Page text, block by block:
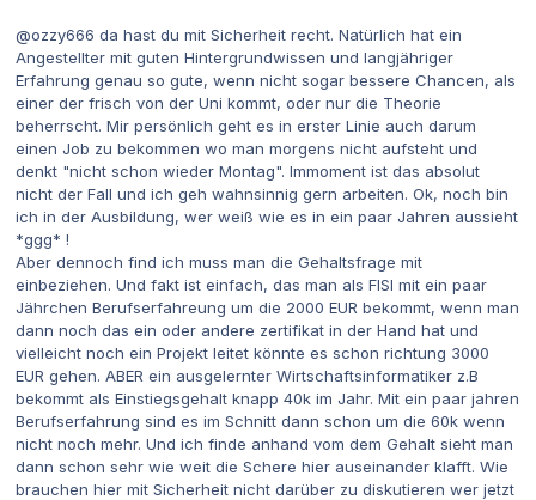
@ozzy666 da hast du mit Sicherheit recht. Natürlich hat ein
Angestellter mit guten Hintergrundwissen und langjähriger
Erfahrung genau so gute, wenn nicht sogar bessere Chancen, als
einer der frisch von der Uni kommt, oder nur die Theorie
beherrscht. Mir persönlich geht es in erster Linie auch darum
einen Job zu bekommen wo man morgens nicht aufsteht und
denkt "nicht schon wieder Montag". Immoment ist das absolut
nicht der Fall und ich geh wahnsinnig gern arbeiten. Ok, noch bin
ich in der Ausbildung, wer weiß wie es in ein paar Jahren aussieht
*ggg* !
Aber dennoch find ich muss man die Gehaltsfrage mit
einbeziehen. Und fakt ist einfach, das man als FISI mit ein paar
Jährchen Berufserfahreung um die 2000 EUR bekommt, wenn man
dann noch das ein oder andere zertifikat in der Hand hat und
vielleicht noch ein Projekt leitet könnte es schon richtung 3000
EUR gehen. ABER ein ausgelernter Wirtschaftsinformatiker z.B
bekommt als Einstiegsgehalt knapp 40k im Jahr. Mit ein paar jahren
Berufserfahrung sind es im Schnitt dann schon um die 60k wenn
nicht noch mehr. Und ich finde anhand vom dem Gehalt sieht man
dann schon sehr wie weit die Schere hier auseinander klafft. Wie
brauchen hier mit Sicherheit nicht darüber zu diskutieren wer jetzt